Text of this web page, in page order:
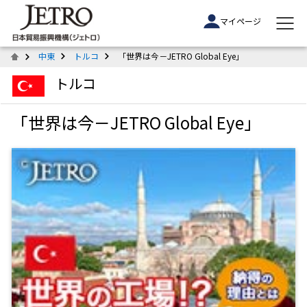
マイページ
中東 トルコ 「世界は今－JETRO Global Eye」
トルコ
「世界は今－JETRO Global Eye」